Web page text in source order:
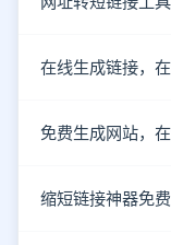
在线生成链接，
免费生成网站，
缩短链接神器免